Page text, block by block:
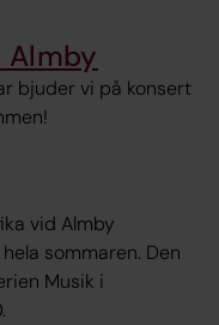
Almby
bjuder vi på konsert
vid Almby
sommaren. Den
Musik i